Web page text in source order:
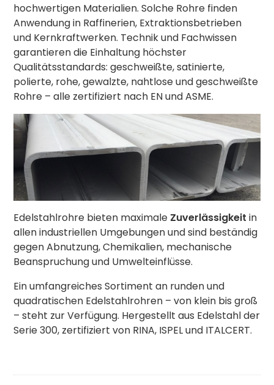
hochwertigen Materialien. Solche Rohre finden
Anwendung in Raffinerien, Extraktionsbetrieben
und Kernkraftwerken. Technik und Fachwissen
garantieren die Einhaltung höchster
Qualitätsstandards: geschweißte, satinierte,
polierte, rohe, gewalzte, nahtlose und geschweißte
Rohre – alle zertifiziert nach EN und ASME.
Edelstahlrohre bieten maximale Zuverlässigkeit in
allen industriellen Umgebungen und sind beständig
gegen Abnutzung, Chemikalien, mechanische
Beanspruchung und Umwelteinflüsse.
Ein umfangreiches Sortiment an runden und
quadratischen Edelstahlrohren – von klein bis groß
– steht zur Verfügung. Hergestellt aus Edelstahl der
Serie 300, zertifiziert von RINA, ISPEL und ITALCERT.